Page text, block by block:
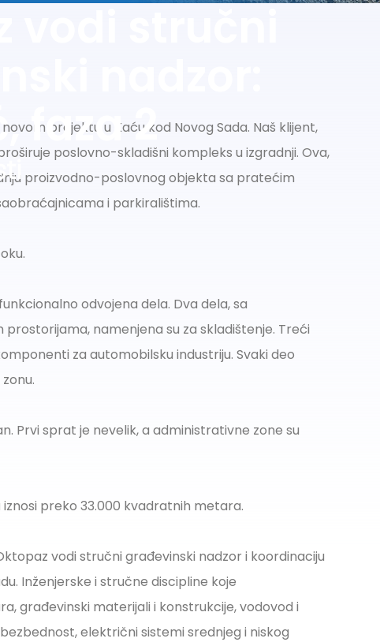
nadzor:
faza 2
projektu u Kaću kod Novog Sada. Naš klijent,
poslovno-skladišni kompleks u izgradnji. Ova,
proizvodno-poslovnog objekta sa pratećim
i parkiralištima.
odvojena dela. Dva dela, sa
namenjena su za skladištenje. Treći
za automobilsku industriju. Svaki deo
Prvi sprat je nevelik, a administrativne zone su
preko 33.000 kvadratnih metara.
vodi stručni građevinski nadzor i koordinaciju
Inženjerske i stručne discipline koje
građevinski materijali i konstrukcije, vodovod i
električni sistemi srednjeg i niskog